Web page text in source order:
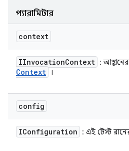
প্যারামিটার
context
IInvocationContext : আহ্বানের
Context
।
config
IConfiguration : এই টেস্ট